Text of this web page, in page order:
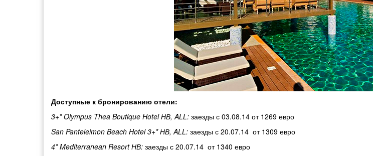
Доступные к бронированию отели:
3+* Olympus Thea Boutique Hotel НВ, ALL: заезды с 03.08.14 от 1269 евро
San Panteleimon Beach Hotel 3+* НВ, ALL: заезды с 20.07.14 от 1309 евро
4* Mediterranean Resort НВ: заезды с 20.07.14 от 1340 евро